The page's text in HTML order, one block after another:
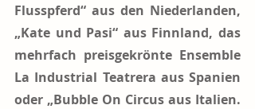
Flusspferd“ aus den Niederlanden,
„Kate und Pasi“ aus Finnland, das
mehrfach preisgekrönte Ensemble
La Industrial Teatrera aus Spanien
oder „Bubble On Circus aus Italien.